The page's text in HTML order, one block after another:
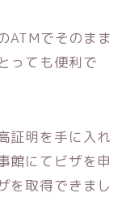
ATMでそのまま
っても便利で
証明を手に入れ
館にてビザを申
を取得できまし